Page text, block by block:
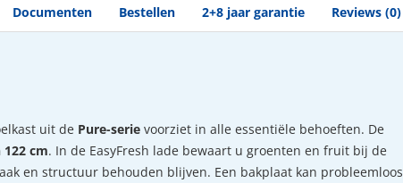
Documenten Bestellen 2+8 jaar garantie Reviews (0)
uit de Pure-serie voorziet in alle essentiële behoeften. De
cm. In de EasyFresh lade bewaart u groenten en fruit bij de
en structuur behouden blijven. Een bakplaat kan probleemloos